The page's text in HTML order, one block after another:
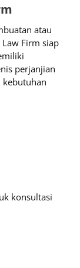
atau
Law Firm siap
perjanjian
kebutuhan
konsultasi